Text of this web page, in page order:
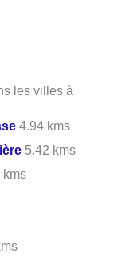
les villes à
4.94 kms
5.42 kms
kms